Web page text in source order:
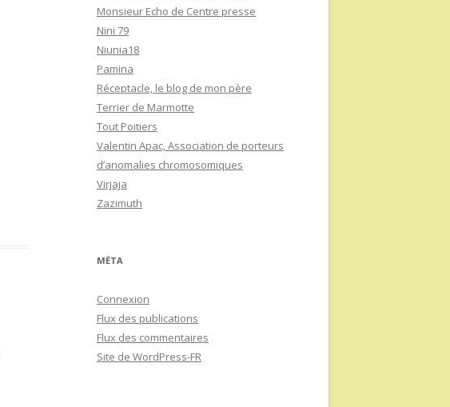
Monsieur Echo de Centre presse
Nini 79
Niunia18
Pamina
Réceptacle, le blog de mon père
Terrier de Marmotte
Tout Poitiers
Valentin Apac, Association de porteurs
d’anomalies chromosomiques
Virjaja
Zazimuth
MÉTA
Connexion
Flux des publications
Flux des commentaires
Site de WordPress-FR